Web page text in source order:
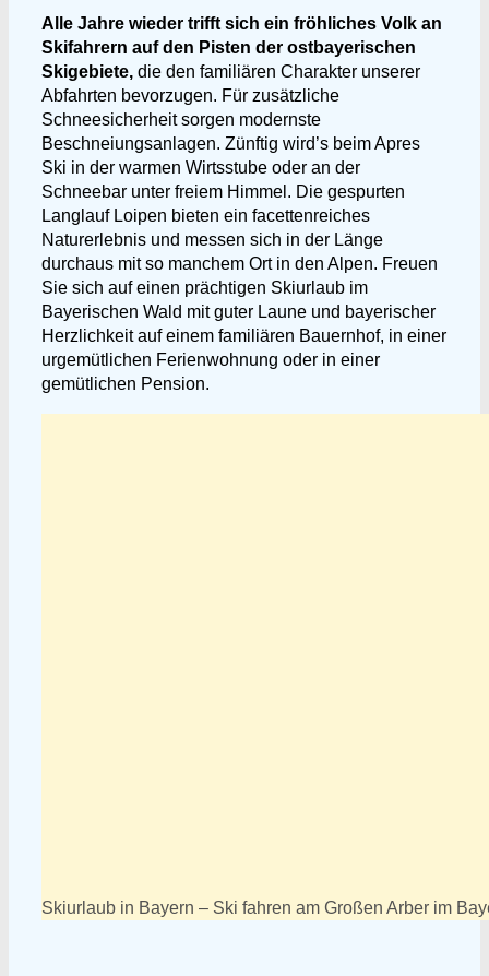
Alle Jahre wieder trifft sich ein fröhliches Volk an
Skifahrern auf den Pisten der ostbayerischen
Skigebiete, die den familiären Charakter unserer
Abfahrten bevorzugen. Für zusätzliche
Schneesicherheit sorgen modernste
Beschneiungsanlagen. Zünftig wird’s beim Apres
Ski in der warmen Wirtsstube oder an der
Schneebar unter freiem Himmel. Die gespurten
Langlauf Loipen bieten ein facettenreiches
Naturerlebnis und messen sich in der Länge
durchaus mit so manchem Ort in den Alpen. Freuen
Sie sich auf einen prächtigen Skiurlaub im
Bayerischen Wald mit guter Laune und bayerischer
Herzlichkeit auf einem familiären Bauernhof, in einer
urgemütlichen Ferienwohnung oder in einer
gemütlichen Pension.
Skiurlaub in Bayern – Ski fahren am Großen Arber im